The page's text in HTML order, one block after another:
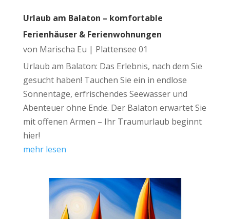
Urlaub am Balaton – komfortable
Ferienhäuser & Ferienwohnungen
von Marischa Eu | Plattensee 01
Urlaub am Balaton: Das Erlebnis, nach dem Sie
gesucht haben! Tauchen Sie ein in endlose
Sonnentage, erfrischendes Seewasser und
Abenteuer ohne Ende. Der Balaton erwartet Sie
mit offenen Armen – Ihr Traumurlaub beginnt
hier!
mehr lesen